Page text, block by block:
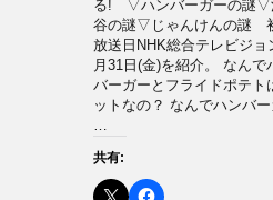
る! ▽ハンバーガーの謎▽
谷の謎▽じゃんけんの謎
放送日NHK総合テレビジョ
月31日(金)を紹介。 なんで
バーガーとフライドポテト
ットなの？ なんでハンバ
…
共有: